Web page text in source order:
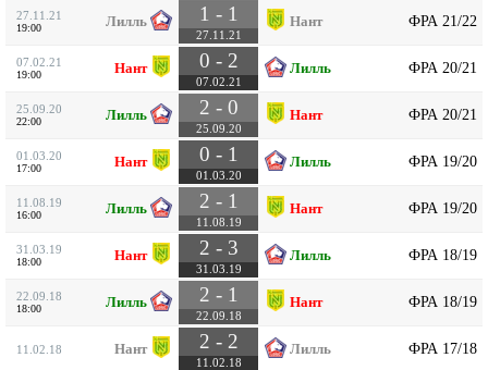
27.11.21
19:00 Лилль 1 - 1
27.11.21
Нант ФРА 21/22
07.02.21
19:00 Нант 0 - 2
07.02.21
Лилль ФРА 20/21
25.09.20
22:00 Лилль 2 - 0
25.09.20
Нант ФРА 20/21
01.03.20
17:00 Нант 0 - 1
01.03.20
Лилль ФРА 19/20
11.08.19
16:00 Лилль 2 - 1
11.08.19
Нант ФРА 19/20
31.03.19
18:00 Нант 2 - 3
31.03.19
Лилль ФРА 18/19
22.09.18
18:00 Лилль 2 - 1
22.09.18
Нант ФРА 18/19
11.02.18 Нант 2 - 2
11.02.18
Лилль ФРА 17/18